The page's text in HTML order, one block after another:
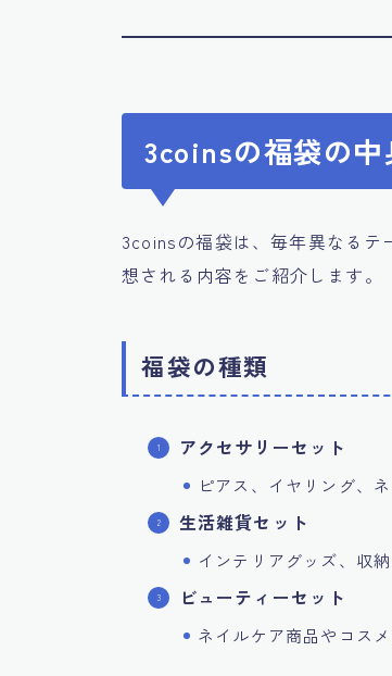
3coinsの福袋の中
3coinsの福袋は、毎年異なるテ
想される内容をご紹介します。
福袋の種類
アクセサリーセット
ピアス、イヤリング、
生活雑貨セット
インテリアグッズ、収納
ビューティーセット
ネイルケア商品やコスメ